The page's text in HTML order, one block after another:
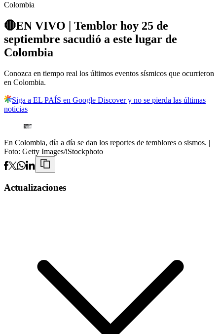
Colombia
🔴EN VIVO | Temblor hoy 25 de
septiembre sacudió a este lugar de
Colombia
Conozca en tiempo real los últimos eventos sísmicos que ocurrieron
en Colombia.
Siga a EL PAÍS en Google Discover y no se pierda las últimas
noticias
En Colombia, día a día se dan los reportes de temblores o sismos. |
Foto: Getty Images/iStockphoto
Actualizaciones